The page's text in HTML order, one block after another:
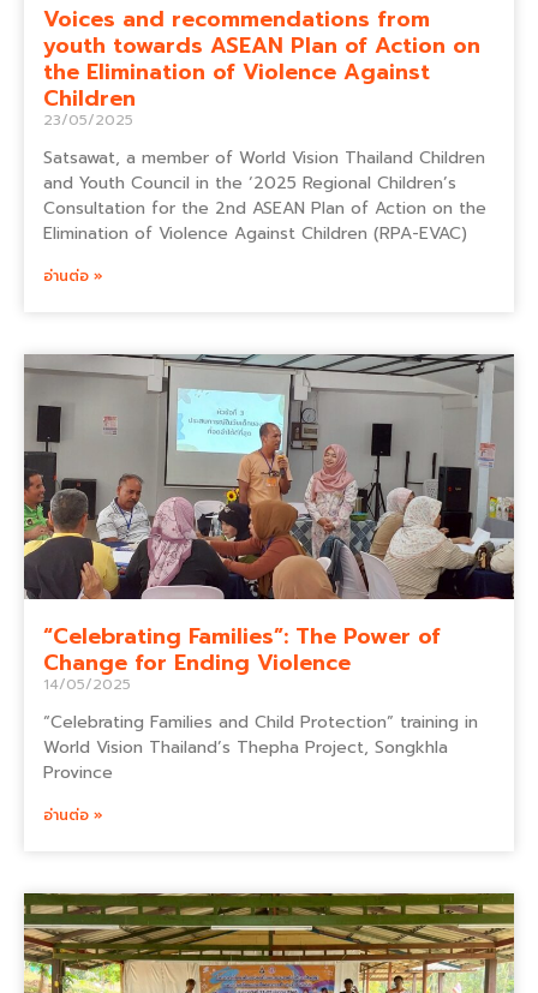
Voices and recommendations from
youth towards ASEAN Plan of Action on
the Elimination of Violence Against
Children
23/05/2025
Satsawat, a member of World Vision Thailand Children
and Youth Council in the ‘2025 Regional Children’s
Consultation for the 2nd ASEAN Plan of Action on the
Elimination of Violence Against Children (RPA-EVAC)
อ่านต่อ »
“Celebrating Families”: The Power of
Change for Ending Violence
14/05/2025
“Celebrating Families and Child Protection” training in
World Vision Thailand’s Thepha Project, Songkhla
Province
อ่านต่อ »